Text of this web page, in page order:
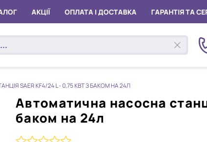
АКЦІЇ ОПЛАТА І ДОСТАВКА ГАРАНТІЯ ТА
SAER KF4/24 L - 0,75 КВТ З БАКОМ НА 24Л
Автоматична насосна
баком на 24л